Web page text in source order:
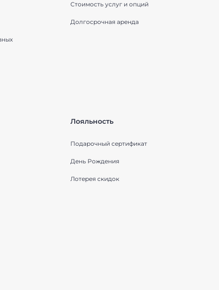
Стоимость услуг и опций
Долгосрочная аренда
Лояльность
Подарочный сертификат
День Рождения
Лотерея скидок